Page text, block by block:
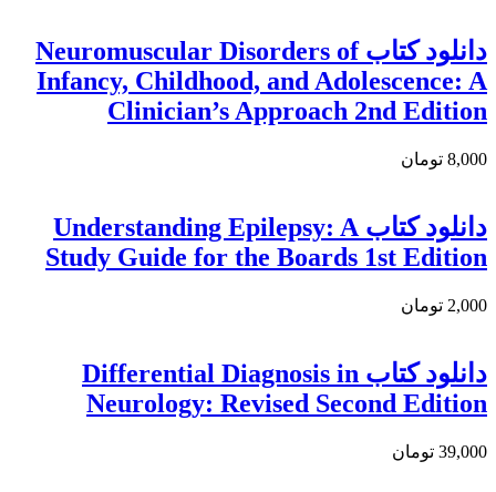
دانلود کتاب Neuromuscular Disorders of
Infancy, Childhood, and Adolescence: A
Clinician’s Approach 2nd Edition
8,000 تومان
دانلود كتاب Understanding Epilepsy: A
Study Guide for the Boards 1st Edition
2,000 تومان
دانلود کتاب Differential Diagnosis in
Neurology: Revised Second Edition
39,000 تومان